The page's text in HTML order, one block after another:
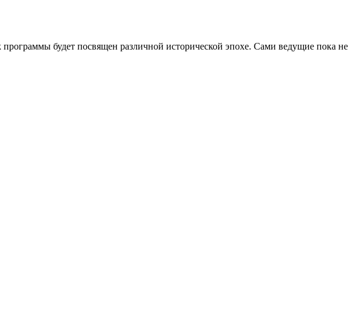
будет посвящен различной исторической эпохе. Сами ведущие пока не